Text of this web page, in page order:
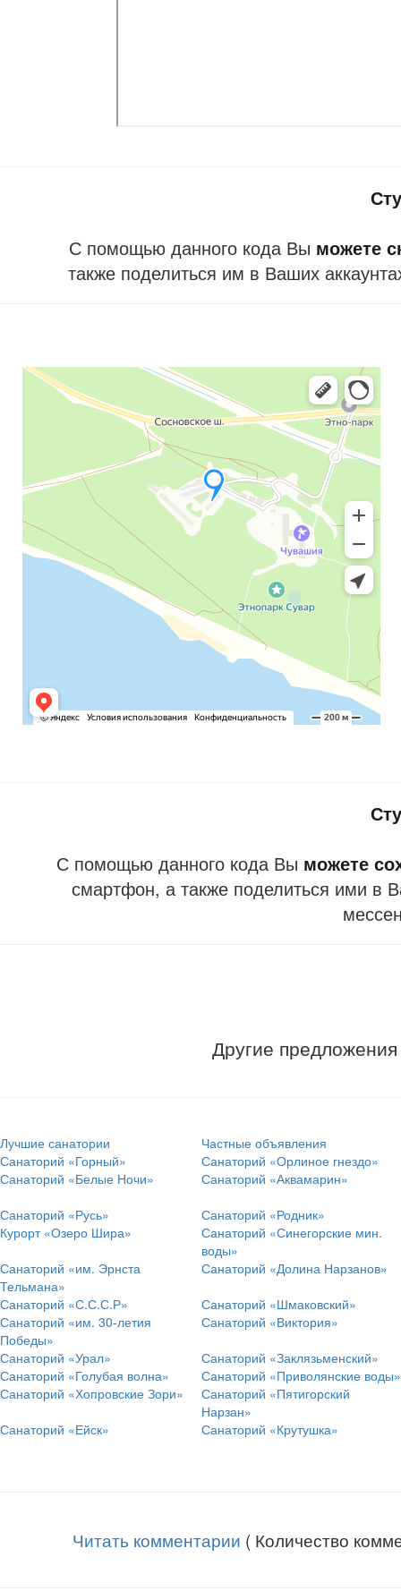
С помощью данного кода Вы можете
также поделиться им в Ваших
С помощью данного кода Вы можете
смартфон, а также поделиться ими в
Другие
Лучшие санатории
Частные объявления
Санаторий «Горный»
Санаторий «Орлиное гнездо»
Санаторий «Белые Ночи»
Санаторий «Аквамарин»
Санаторий «Русь»
Санаторий «Родник»
Курорт «Озеро Шира»
Санаторий «Синегорские мин.
воды»
Санаторий «им. Эрнста
Тельмана»
Санаторий «Долина Нарзанов»
Санаторий «С.С.С.Р»
Санаторий «Шмаковский»
Санаторий «им. 30-летия
Победы»
Санаторий «Виктория»
Санаторий «Урал»
Санаторий «Заклязьменский»
Санаторий «Голубая волна»
Санаторий «Приволянские воды»
Санаторий «Хопровские Зори»
Санаторий «Пятигорский
Нарзан»
Санаторий «Ейск»
Санаторий «Крутушка»
Читать комментарии ( Количество